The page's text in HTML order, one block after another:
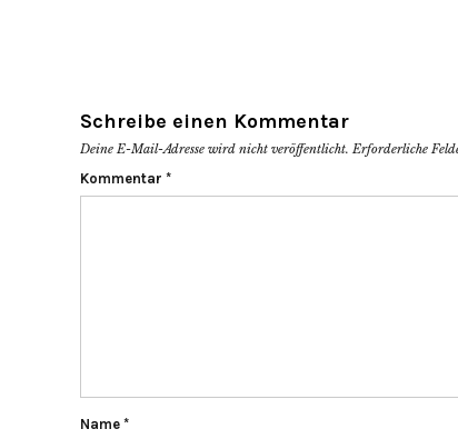
Schreibe einen Kommentar
Deine E-Mail-Adresse wird nicht veröffentlicht. Erforderliche
Kommentar *
Name *